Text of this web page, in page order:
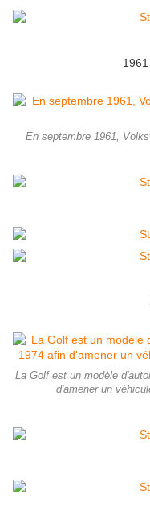
En septembre 1961,
La Golf est un modèle
d'amener un